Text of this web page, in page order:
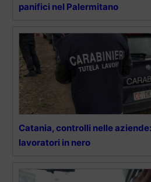
panifici nel Palermitano
Catania, controlli nelle
lavoratori in nero